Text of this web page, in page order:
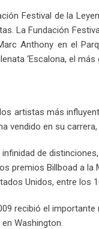
Festival de la
La Fundación
Anthony en el
‘Escalona, el más
artistas más
vendido en su
de
premios Billboad a
Unidos, entre los
recibió el
Washington.